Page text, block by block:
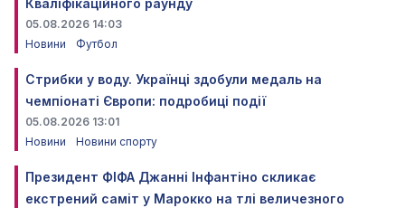
Кваліфікаційного раунду
05.08.2026 14:03
Новини
Футбол
Стрибки у воду. Українці здобули медаль на
чемпіонаті Європи: подробиці події
05.08.2026 13:01
Новини
Новини спорту
Президент ФІФА Джанні Інфантіно скликає
екстрений саміт у Марокко на тлі величезного